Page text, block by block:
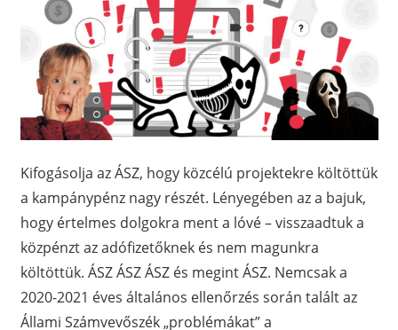
Kifogásolja az ÁSZ, hogy közcélú projektekre költöttük
a kampánypénz nagy részét. Lényegében az a bajuk,
hogy értelmes dolgokra ment a lóvé – visszaadtuk a
közpénzt az adófizetőknek és nem magunkra
költöttük. ÁSZ ÁSZ ÁSZ és megint ÁSZ. Nemcsak a
2020-2021 éves általános ellenőrzés során talált az
Állami Számvevőszék „problémákat” a